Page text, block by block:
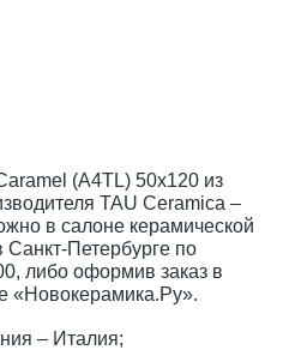
(A4TL) 50x120 из
TAU Ceramica –
в салоне керамической
Санкт-Петербурге по
либо оформив заказ в
«Новокерамика.Ру».
– Италия;